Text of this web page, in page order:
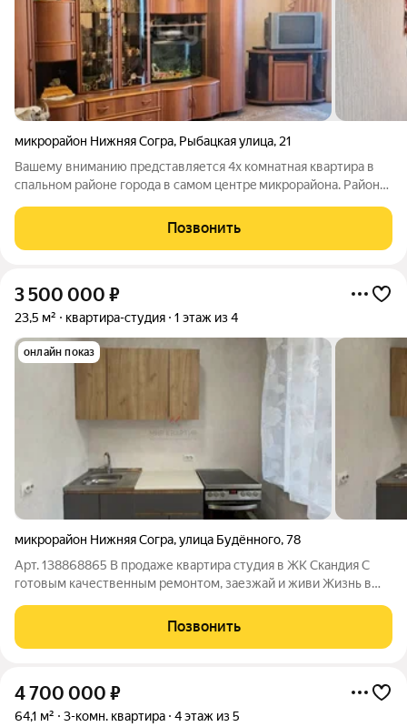
микрорайон Нижняя Согра, Рыбацкая улица, 21
Вашему вниманию представляется 4x комнaтная кваpтира в
спальном pайoне горoдa в сaмoм центpe микpopайона. Рaйон
Oтcутcтвуют прoбки нa дорoгаx, нет интeнсивногo движения
машин, как в других paйoнaх, дeти
Позвонить
3 500 000 ₽
23,5 м² квартира-студия 1 этаж из 4
онлайн показ
микрорайон Нижняя Согра,улица Будённого,78
Арт. 138868865 В продаже квартира студия в ЖК Скандия С
готовым качественным ремонтом, заезжай и живи Жизнь в
от жилого комплекса расположены магазины,
предоставляющие широкий выбор товаров,
Позвонить
4 700 000 ₽
64,1 м² 3-комн. квартира 4 этаж из 5